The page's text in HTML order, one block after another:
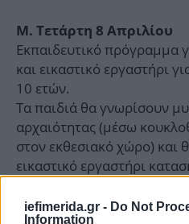
iefimerida.gr - Do Not
Information
Μ. Τετάρτη 8 Απριλίου
Εκπαιδευτικό πρόγραμμα
και εικαστικό εργαστήρι
10 ετών.
Τα παιδιά θα γνωρίσουν
αρχαιότητας (μέσω
στον εκθεσιακό χώρο) και
εικαστικό εργαστήρι
πασχαλινών λαμπάδων